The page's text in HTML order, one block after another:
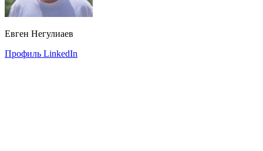
Евген Негулиаев
Профиль LinkedIn